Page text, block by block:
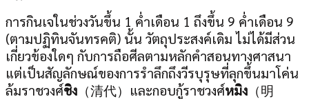
การกินเจในช่วงวันขึ้น 1 ค่ำเดือน 1 ถึงขึ้น 9 ค่ำเดือน 9
(ตามปฏิทินจันทรคติ) นั้น วัตถุประสงค์เดิม ไม่ได้มีส่วน
เกี่ยวข้องใดๆ กับการถือศีลตามหลักคำสอนทางศาสนา
แต่เป็นสัญลักษณ์ของการรำลึกถึงวีรบุรุษที่ลุกขึ้นมาโค่น
ล้มราชวงศ์ชิง （清代）และกอบกู้ราชวงศ์หมิง （明